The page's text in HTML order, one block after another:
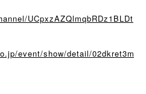
UCpxzAZQlmqbRDz1BLDt
event/show/detail/02dkret3m